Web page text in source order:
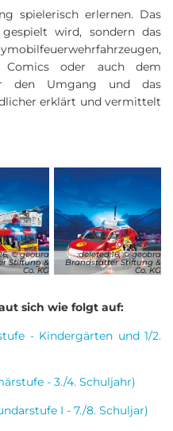
spielerisch erlernen. Das
wird, sondern das
Comics oder auch dem
den Umgang und das
erklärt und vermittelt
© geobra
Stiftung &
Co. KG
:deleted:16, © geobra
Brandstätter Stiftung &
Co. KG
sich wie folgt auf:
- Kindergärten und 1/2.
- 3./4. Schuljahr)
I - 7./8. Schuljar)